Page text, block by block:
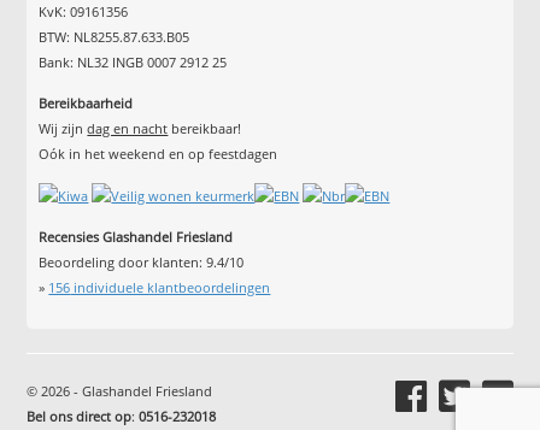
KvK: 09161356
BTW: NL8255.87.633.B05
Bank: NL32 INGB 0007 2912 25
Bereikbaarheid
Wij zijndag en nacht bereikbaar!
Oók in het weekend en op feestdagen
Recensies Glashandel Friesland
Beoordeling door klanten:9.4/10
» 156 individuele klantbeoordelingen
© 2026 - Glashandel Friesland
Bel ons direct op:0516-232018